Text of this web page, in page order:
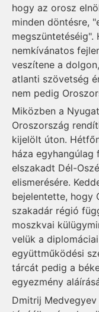
hogy az orosz
minden döntésre,
nemkívánatos
veszítene a
atlanti szövetség
nem pedig
Miközben a
Oroszország
kijelölt úton.
háza
elszakadt Dél-
elismerésére.
bejelentette, hogy
szakadár régió
moszkvai
velük a
együttműködési
tárcát pedig a
egyezmény
Dmitrij Medvegyev